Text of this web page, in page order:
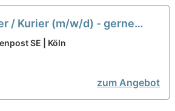
/ Kurier (m/w/d) - gerne
neu
SE | Köln
zum Angebot